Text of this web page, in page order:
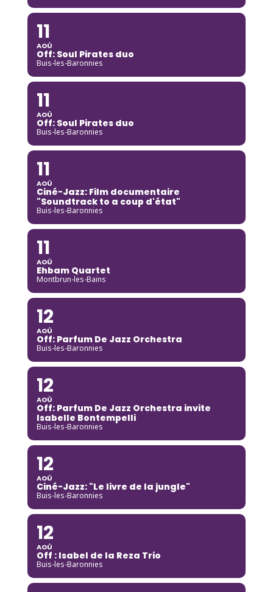
11
AOÛ
Off: Soul Pirates duo
Buis-les-Baronnies
11
AOÛ
Off: Soul Pirates duo
Buis-les-Baronnies
11
AOÛ
Ciné-Jazz: Film documentaire
"Soundtrack to a coup d'état"
Buis-les-Baronnies
11
AOÛ
Ehbam Quartet
Montbrun-les-Bains
12
AOÛ
Off: Parfum De Jazz Orchestra
Buis-les-Baronnies
12
AOÛ
Off: Parfum De Jazz Orchestra invite
Isabelle Bontempelli
Buis-les-Baronnies
12
AOÛ
Ciné-Jazz: "Le livre de la jungle"
Buis-les-Baronnies
12
AOÛ
Off : Isabel de la Reza Trio
Buis-les-Baronnies